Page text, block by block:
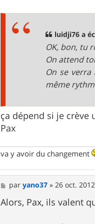
luidji76 a
OK, bon, tu
On attend
On se
même
ça dépend si je
Pax
va y avoir du changement
M
e
s
s
paryano37 »26 oct.
Alors, Pax, ils valent